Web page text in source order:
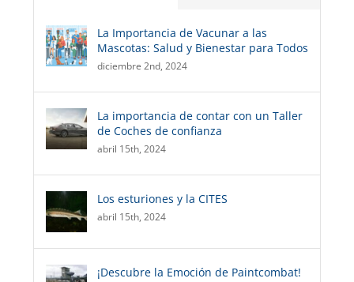
La Importancia de Vacunar a las
Mascotas: Salud y Bienestar para Todos
diciembre 2nd, 2024
La importancia de contar con un Taller
de Coches de confianza
abril 15th, 2024
Los esturiones y la CITES
abril 15th, 2024
¡Descubre la Emoción de Paintcombat!